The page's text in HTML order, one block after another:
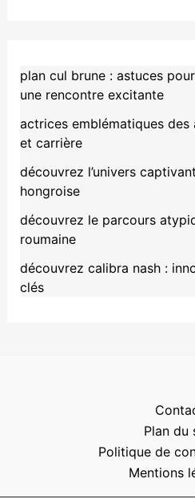
plan cul brune : astuces
une rencontre excitante
actrices emblématiques des
et carrière
découvrez l’univers
hongroise
découvrez le parcours
roumaine
découvrez calibra nash :
clés
Plan du
Politique de
Mentions